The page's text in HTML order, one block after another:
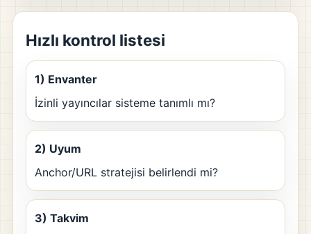
Hızlı kontrol listesi
1) Envanter
İzinli yayıncılar sisteme tanımlı mı?
2) Uyum
Anchor/URL stratejisi belirlendi mi?
3) Takvim